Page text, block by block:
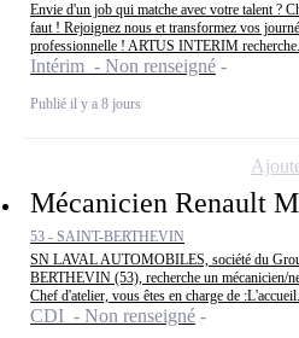
Envie d'un job qui matche avec votre talent ?
faut ! Rejoignez nous et transformez vos
professionnelle ! ARTUS INTERIM
Intérim - Non renseigné
Publié il y a 8 jours
Mécanicien Renault
53 - SAINT-BERTHEVIN
SN LAVAL AUTOMOBILES, société du
BERTHEVIN (53), recherche un mécanicien/
Chef d'atelier, vous êtes en charge de
CDI - Non renseigné